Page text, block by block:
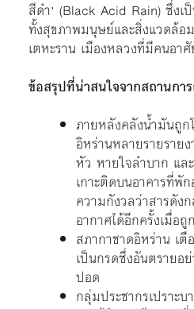
สีดำ’ (Black Acid Rain) ซึ่ง
ทั้งสุขภาพมนุษย์และสิ่งแวดล้อม
เตหะราน เมืองหลวงที่มีคนอ
ข้อสรุปที่น่าสนใจจากสถานกา
ภายหลังคลังน้ำมันถูก
อิหร่านหลายรายราย
หัว หายใจลำบาก แ
เกาะติดบนอาคารที่พั
ความกังวลว่าสารดัง
อากาศได้อีกครั้งเมื่อ
สภากาชาดอิหร่าน เ
เป็นกรดซึ่งอันตรายอ
ปอด
กลุ่มประชากรเปราะ